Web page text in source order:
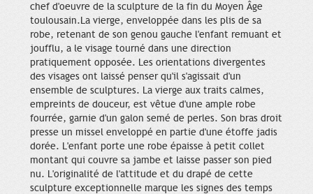
chef d'oeuvre de la sculpture de la fin du Moyen Âge
toulousain.La vierge, enveloppée dans les plis de sa
robe, retenant de son genou gauche l'enfant remuant et
joufflu, a le visage tourné dans une direction
pratiquement opposée. Les orientations divergentes
des visages ont laissé penser qu'il s'agissait d'un
ensemble de sculptures. La vierge aux traits calmes,
empreints de douceur, est vêtue d'une ample robe
fourrée, garnie d'un galon semé de perles. Son bras droit
presse un missel enveloppé en partie d'une étoffe jadis
dorée. L'enfant porte une robe épaisse à petit collet
montant qui couvre sa jambe et laisse passer son pied
nu. L'originalité de l'attitude et du drapé de cette
sculpture exceptionnelle marque les signes des temps